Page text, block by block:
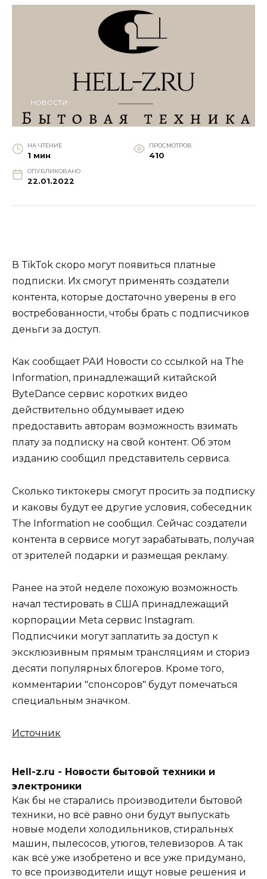
НОВОСТИ
НА ЧТЕНИЕ
1 мин
ПРОСМОТРОВ
410
ОПУБЛИКОВАНО
22.01.2022
В TikTok скоро могут появиться платные
подписки. Их смогут применять создатели
контента, которые достаточно уверены в его
востребованности, чтобы брать с подписчиков
деньги за доступ.
Как сообщает РАИ Новости со ссылкой на The
Information, принадлежащий китайской
ByteDance сервис коротких видео
действительно обдумывает идею
предоставить авторам возможность взимать
плату за подписку на свой контент. Об этом
изданию сообщил представитель сервиса.
Сколько тиктокеры смогут просить за подписку
и каковы будут ее другие условия, собеседник
The Information не сообщил. Сейчас создатели
контента в сервисе могут зарабатывать, получая
от зрителей подарки и размещая рекламу.
Ранее на этой неделе похожую возможность
начал тестировать в США принадлежащий
корпорации Meta сервис Instagram.
Подписчики могут заплатить за доступ к
эксклюзивным прямым трансляциям и сториз
десяти популярных блогеров. Кроме того,
комментарии "спонсоров" будут помечаться
специальным значком.
Источник
Hell-z.ru - Новости бытовой техники и
электроники
Как бы не старались производители бытовой
техники, но всё равно они будут выпускать
новые модели холодильников, стиральных
машин, пылесосов, утюгов, телевизоров. А так
как всё уже изобретено и все уже придумано,
то все производители ищут новые решения и